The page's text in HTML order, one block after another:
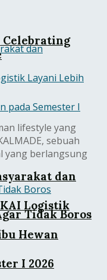
dan
Logistik
Hewan
I 2026
Celebrating
lifestyle yang
sebuah
yang berlangsung
Tidak Boros